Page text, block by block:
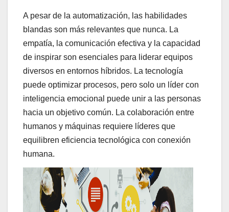
A pesar de la automatización, las habilidades
blandas son más relevantes que nunca. La
empatía, la comunicación efectiva y la capacidad
de inspirar son esenciales para liderar equipos
diversos en entornos híbridos. La tecnología
puede optimizar procesos, pero solo un líder con
inteligencia emocional puede unir a las personas
hacia un objetivo común. La colaboración entre
humanos y máquinas requiere líderes que
equilibren eficiencia tecnológica con conexión
humana.